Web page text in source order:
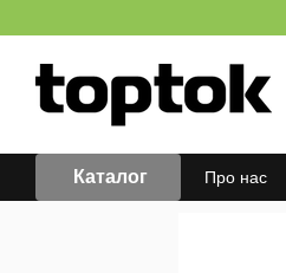
Каталог Про нас